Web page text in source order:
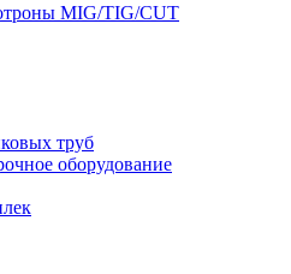
MIG/TIG/CUT
труб
оборудование